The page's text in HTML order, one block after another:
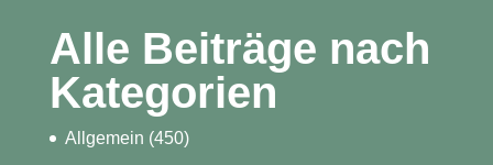
Alle Beiträge nach
Kategorien
Allgemein (450)